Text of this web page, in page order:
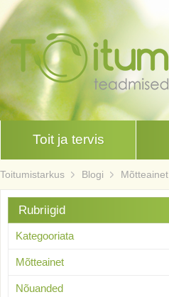
Toit ja tervis
Toitumistarkus Blogi Mõtteainet
Rubriigid
Kategooriata
Mõtteainet
Nõuanded